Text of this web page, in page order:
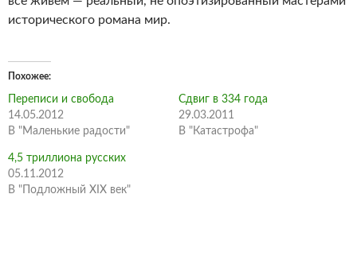
исторического романа мир.
Похожее
Переписи и свобода
14.05.2012
В "Маленькие радости"
Сдвиг в 334 года
29.03.2011
В "Катастрофа"
4,5 триллиона русских
05.11.2012
В "Подложный XIX век"